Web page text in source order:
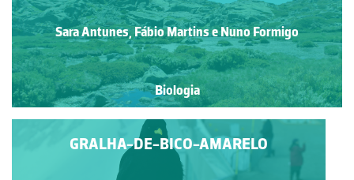
Sara Antunes, Fábio Martins e Nuno Formigo
Biologia
GRALHA-DE-BICO-AMARELO